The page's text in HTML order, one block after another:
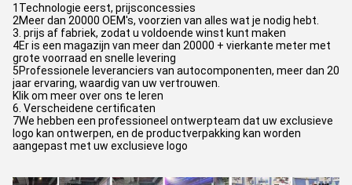
1Technologie eerst, prijsconcessies
2Meer dan 20000 OEM's, voorzien van alles wat je nodig hebt.
3. prijs af fabriek, zodat u voldoende winst kunt maken
4Er is een magazijn van meer dan 20000 + vierkante meter met
grote voorraad en snelle levering
5Professionele leveranciers van autocomponenten, meer dan 20
jaar ervaring, waardig van uw vertrouwen.
Klik om meer over ons te leren
6. Verscheidene certificaten
7We hebben een professioneel ontwerpteam dat uw exclusieve
logo kan ontwerpen, en de productverpakking kan worden
aangepast met uw exclusieve logo